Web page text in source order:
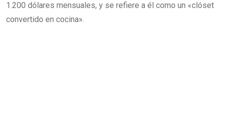
1.200 dólares mensuales, y se refiere a él como un «clóset
convertido en cocina».